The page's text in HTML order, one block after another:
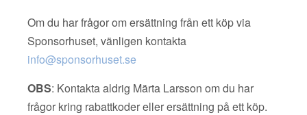
Om du har frågor om ersättning från ett köp via
Sponsorhuset, vänligen kontakta
info@sponsorhuset.se
OBS: Kontakta aldrig Märta Larsson om du har
frågor kring rabattkoder eller ersättning på ett köp.